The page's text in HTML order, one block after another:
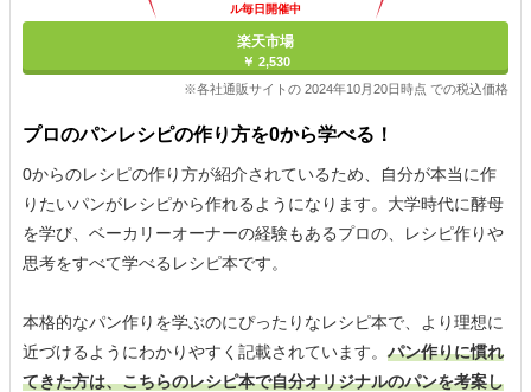
ル毎日開催中
楽天市場
￥ 2,530
※各社通販サイトの 2024年10月20日時点 での税込価格
プロのパンレシピの作り方を0から学べる！
0からのレシピの作り方が紹介されているため、自分が本当に作
りたいパンがレシピから作れるようになります。大学時代に酵母
を学び、ベーカリーオーナーの経験もあるプロの、レシピ作りや
思考をすべて学べるレシピ本です。
本格的なパン作りを学ぶのにぴったりなレシピ本で、より理想に
近づけるようにわかりやすく記載されています。 パン作りに慣れ
てきた方は、こちらのレシピ本で自分オリジナルのパンを考案し